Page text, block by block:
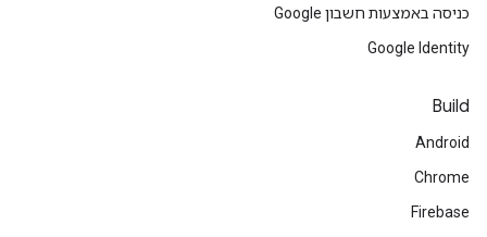
כניסה באמצעות חשבון Google
Google Identity
Build
Android
Chrome
Firebase